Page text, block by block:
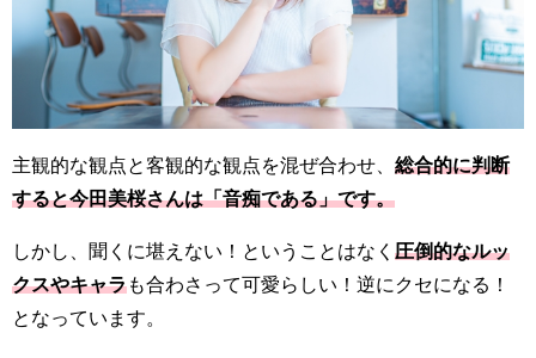
主観的な観点と客観的な観点を混ぜ合わせ、 総合的に判断
すると今田美桜さんは「音痴である」です。
しかし、聞くに堪えない！ということはなく 圧倒的なルッ
クスやキャラも合わさって可愛らしい！逆にクセになる！
となっています。